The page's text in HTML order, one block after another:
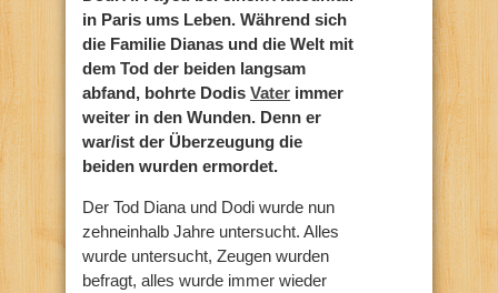
in Paris ums Leben. Während sich
die Familie Dianas und die Welt mit
dem Tod der beiden langsam
abfand, bohrte Dodis Vater immer
weiter in den Wunden. Denn er
war/ist der Überzeugung die
beiden wurden ermordet.
Der Tod Diana und Dodi wurde nun
zehneinhalb Jahre untersucht. Alles
wurde untersucht, Zeugen wurden
befragt, alles wurde immer wieder